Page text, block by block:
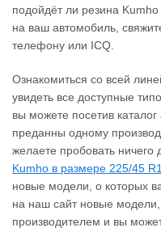
подойдёт ли резина
на ваш автомобиль,
телефону или ICQ.
Ознакомиться со всей
увидеть все доступные
вы можете посетив
преданны одному
желаете пробовать ничего
Kumho в размере 225/45
новые модели, о которых
на наш сайт новые модели,
производителем и вы